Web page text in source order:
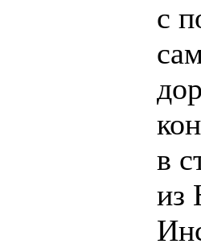
с
в
из